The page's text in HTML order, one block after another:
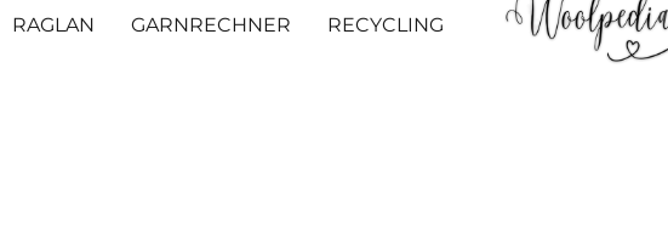
RAGLAN GARNRECHNER RECYCLING